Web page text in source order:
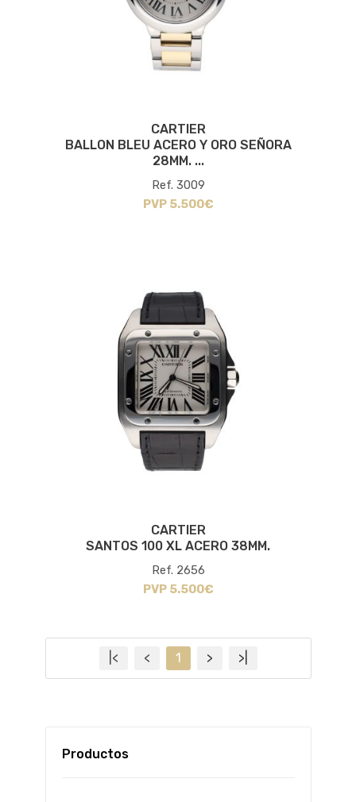
Productos
CARTIER
BALLON BLEU ACERO Y ORO SEÑORA
28MM. ...
Ref. 3009
PVP 5.500€
CARTIER
SANTOS 100 XL ACERO 38MM.
Ref. 2656
PVP 5.500€
|< < 1 > >|